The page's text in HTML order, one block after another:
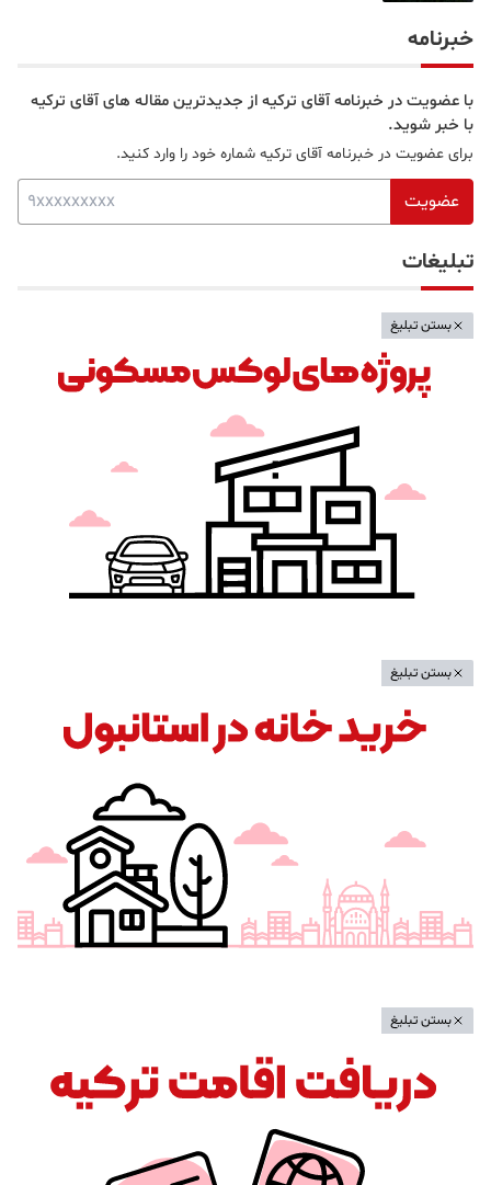
خبرنامه
با عضویت در خبرنامه آقای ترکیه از جدیدترین مقاله های آقای ترکیه
با خبر شوید.
برای عضویت در خبرنامه آقای ترکیه شماره خود را وارد کنید.
عضویت
تبلیغات
بستن تبلیغ
بستن تبلیغ
بستن تبلیغ